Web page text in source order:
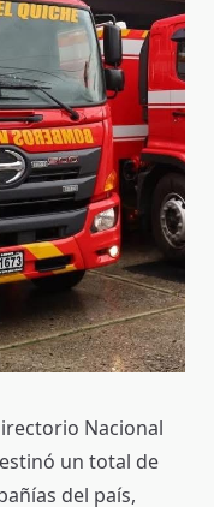
Nacional
un total de
del país,